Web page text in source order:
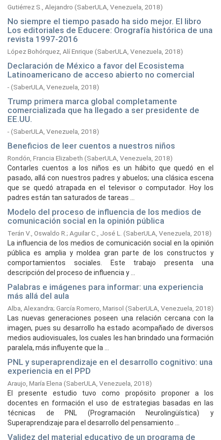
Gutiérrez S., Alejandro (SaberULA, Venezuela, 2018)
No siempre el tiempo pasado ha sido mejor. El libro
Los editoriales de Educere: Orografía histórica de una
revista 1997-2016
López Bohórquez, Alí Enrique (SaberULA, Venezuela, 2018)
Declaración de México a favor del Ecosistema
Latinoamericano de acceso abierto no comercial
-(SaberULA, Venezuela, 2018)
Trump primera marca global completamente
comercializada que ha llegado a ser presidente de
EE.UU.
-(SaberULA, Venezuela, 2018)
Beneficios de leer cuentos a nuestros niños
Rondón, Francia Elizabeth (SaberULA, Venezuela, 2018)
Contarles cuentos a los niños es un hábito que quedó en el
pasado, allá con nuestros padres y abuelos; una clásica escena
que se quedó atrapada en el televisor o computador. Hoy los
padres están tan saturados de tareas ...
Modelo del proceso de influencia de los medios de
comunicación social en la opinión pública
Terán V., Oswaldo R. ; Aguilar C., José L. (SaberULA, Venezuela, 2018)
La influencia de los medios de comunicación social en la opinión
pública es amplia y moldea gran parte de los constructos y
comportamientos sociales. Este trabajo presenta una
descripción del proceso de influencia y ...
Palabras e imágenes para informar: una experiencia
más allá del aula
Alba, Alexandra; García Romero, Marisol (SaberULA, Venezuela, 2018)
Las nuevas generaciones poseen una relación cercana con la
imagen, pues su desarrollo ha estado acompañado de diversos
medios audiovisuales, los cuales les han brindado una formación
paralela, más influyente que la ...
PNL y superaprendizaje en el desarrollo cognitivo: una
experiencia en el PPD
Araujo, María Elena (SaberULA, Venezuela, 2018)
El presente estudio tuvo como propósito proponer a los
docentes en formación el uso de estrategias basadas en las
técnicas de PNL (Programación Neurolingüística) y
Superaprendizaje para el desarrollo del pensamiento ...
Validez del material educativo de un programa de